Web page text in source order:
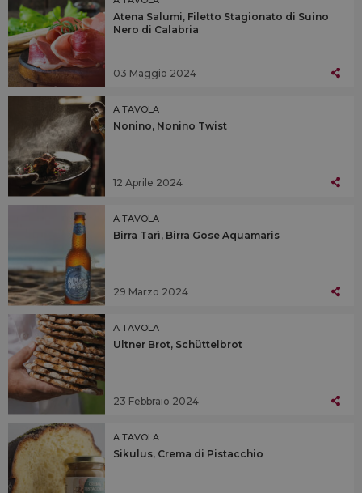
Atena Salumi, Filetto Stagionato di Suino
Nero di Calabria
03 Maggio 2024
A TAVOLA
Nonino, Nonino Twist
12 Aprile 2024
A TAVOLA
Birra Tarì, Birra Gose Aquamaris
29 Marzo 2024
A TAVOLA
Ultner Brot, Schüttelbrot
23 Febbraio 2024
A TAVOLA
Sikulus, Crema di Pistacchio